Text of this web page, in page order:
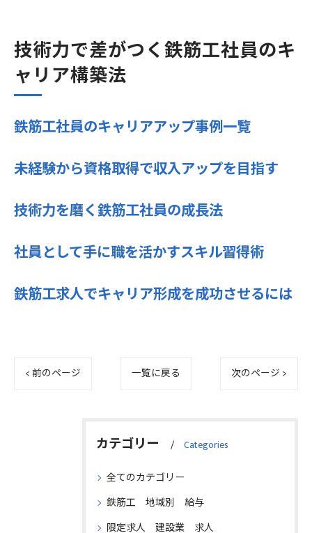
技術力で差がつく鉄筋工社員のキ
ャリア構築法
鉄筋工社員のキャリアアップ事例一覧
未経験から資格取得で収入アップを目指す
技術力を磨く鉄筋工社員の成長法
社員として手に職を活かすスキル習得術
鉄筋工求人でキャリア形成を成功させるには
< 前のページ 一覧に戻る 次のページ >
カテゴリー Categories
全てのカテゴリー
鉄筋工 地域別 給与
限定求人 建設業 求人